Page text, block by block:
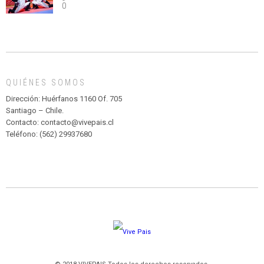
abuso”
Y
MADAGASCAR
PARQUE
HURATDO
0
QUIÉNES SOMOS
Dirección: Huérfanos 1160 Of. 705
Santiago – Chile.
Contacto: contacto@vivepais.cl
Teléfono: (562) 29937680